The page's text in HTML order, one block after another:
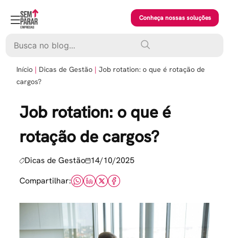
content
Conheça nossas soluções
Início Dicas de Gestão
Job rotation: o que é rotação de
cargos?
Job rotation: o que é
rotação de cargos?
Dicas de Gestão 14/10/2025
Compartilhar: